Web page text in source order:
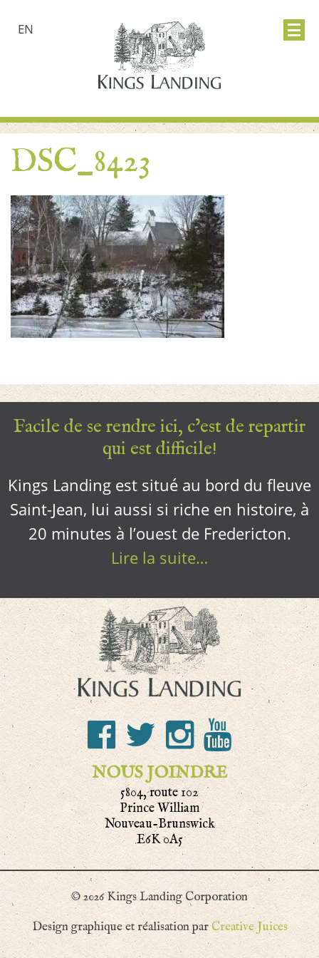
EN
DSC_8423
Facile de se rendre ici, c’est de repartir
qui est difficile!
Kings Landing est situé au bord du fleuve
Saint-Jean, lui aussi si riche en histoire, à
20 minutes à l’ouest de Fredericton.
Lire la suite…
NOUS JOINDRE
5804, route 102
Prince William
Nouveau-Brunswick
E6K 0A5
© 2026 Kings Landing Corporation
Design graphique et réalisation par Creative Juices